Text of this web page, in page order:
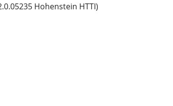
Hohenstein HTTI)